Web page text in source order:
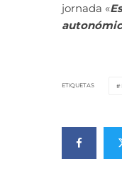
jornada «
ETIQUETAS